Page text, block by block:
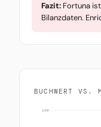
Fazit: Fortuna
Bilanzdaten.
BUCHWERT VS.
160